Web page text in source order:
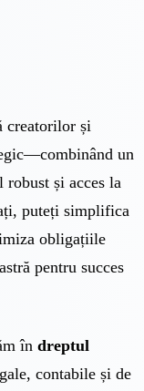
creatorilor și
un
și acces la
puteți simplifica
obligațiile
pentru succes
în dreptul
contabile și de